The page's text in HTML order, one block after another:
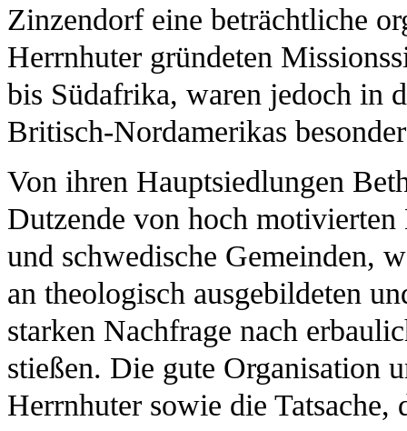
Zinzendorf eine beträchtliche
Herrnhuter gründeten
bis Südafrika, waren jedoch in
Britisch-Nordamerikas
Von ihren Hauptsiedlungen
Dutzende von hoch motivierten
und schwedische Gemeinden,
an theologisch ausgebildeten
starken Nachfrage nach
stießen. Die gute Organisation
Herrnhuter sowie die Tatsache,